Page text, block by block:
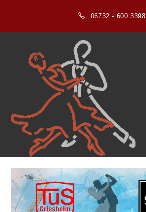
springen
06732 - 600 3398
Veranstaltungen
> Privat: Blog Veranstaltungen